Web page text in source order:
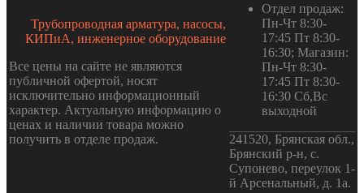
Трубопроводная арматура, насосы,
КИПиА, инженерное оборудование
Все цены на сайте не являются
публичной офертой, носят
исключительно информационный
характер. Актуальную информацию о
ценах и наличии товара можно
получить в отделе продаж.
Отдел продаж:
Пн-Чт 8:30-
17:45 Пт 8:30-
16:30; Магазин:
Пн-Чт 8:30-
17:45 Пт 8:30-
16:30 Сб,Вс
выходной
241520, Брянская обл.,
Брянский р-н, с.
Супонево, переулок 1-
й Арсенальный, д. 1а.